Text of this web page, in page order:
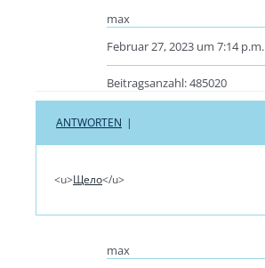
max
Februar 27, 2023 um 7:14 p.m.
Beitragsanzahl: 485020
ANTWORTEN |
<u>Щело</u>
max